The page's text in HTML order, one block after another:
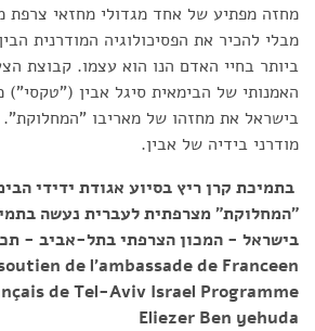
מבלי להכיר את הפסיכולוגיה המודרנית
ביותר בחיי האדם הנו הוא עצמו. קבוצת
האמנותי של הבימאית סיגל אבין ("טקסי")
בישראל את מחזהו של מאריבו "המחלוקת".
מודרני בידיה של אבין.
בתמיכת קרן ריץ בסיוע אגודת ידידי
"המחלוקת" מצרפתית לעברית נעשה
בישראל - המכון הצרפתי בתל-אביב -
de l'ambassade de Franceen
de Tel-Aviv Israel Programme
Eliezer Ben yehuda